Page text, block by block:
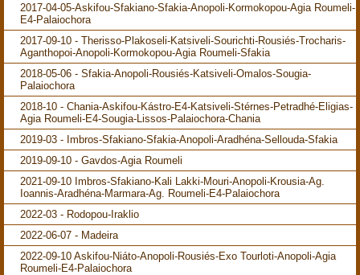
2017-04-05-Askifou-Sfakiano-Sfakia-Anopoli-Kormokopou-Agia Roumeli-
E4-Palaiochora
2017-09-10 - Therisso-Plakoseli-Katsiveli-Sourichti-Rousiés-Trocharis-
Aganthopoi-Anopoli-Kormokopou-Agia Roumeli-Sfakia
2018-05-06 - Sfakia-Anopoli-Rousiés-Katsiveli-Omalos-Sougia-
Palaiochora
2018-10 - Chania-Askifou-Kástro-E4-Katsiveli-Stérnes-Petradhé-Eligias-
Agia Roumeli-E4-Sougia-Lissos-Palaiochora-Chania
2019-03 - Imbros-Sfakiano-Sfakia-Anopoli-Aradhéna-Sellouda-Sfakia
2019-09-10 - Gavdos-Agia Roumeli
2021-09-10 Imbros-Sfakiano-Kali Lakki-Mouri-Anopoli-Krousia-Ag.
Ioannis-Aradhéna-Marmara-Ag. Roumeli-E4-Palaiochora
2022-03 - Rodopou-Iraklio
2022-06-07 - Madeira
2022-09-10 Askifou-Niáto-Anopoli-Rousiés-Exo Tourloti-Anopoli-Agia
Roumeli-E4-Palaiochora